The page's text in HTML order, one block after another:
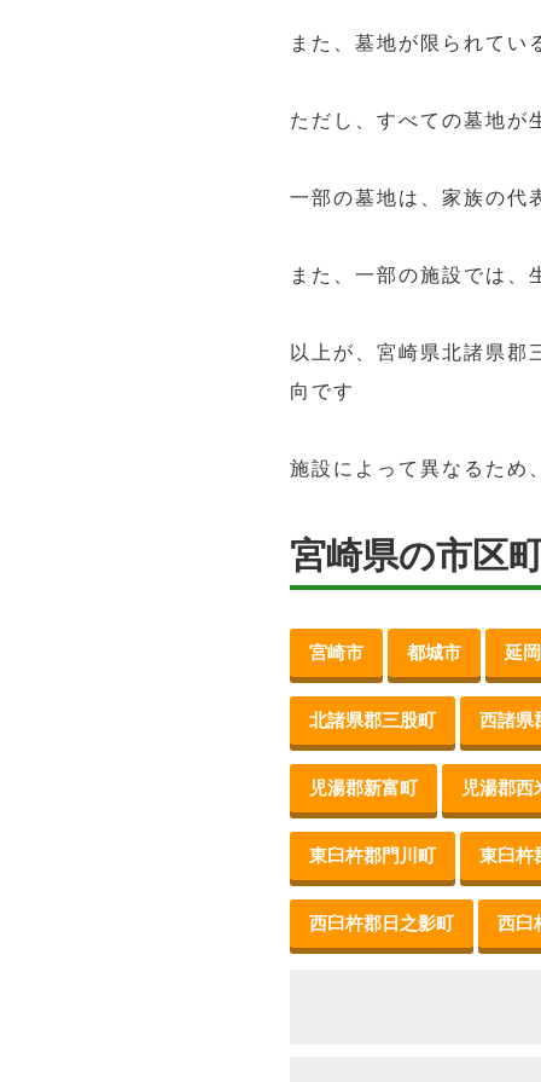
また、墓地が限られてい
ただし、すべての墓地が
一部の墓地は、家族の代
また、一部の施設では、
以上が、宮崎県北諸県郡
向です
施設によって異なるため
宮崎県の市区
宮崎市 都城市 延
北諸県郡三股町 西諸県
児湯郡新富町 児湯郡西
東臼杵郡門川町 東臼杵
西臼杵郡日之影町 西臼